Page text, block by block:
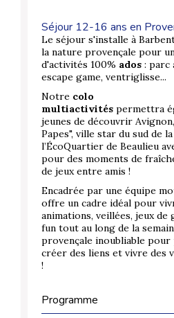
Séjour 12-16 ans en
Le séjour s'installe à
la nature provençale pour
d'activités 100% ados : parc
escape game, ventriglisse...
Notre colo
multiactivités permettra
jeunes de découvrir
Papes", ville star du sud de
l’ÉcoQuartier de Beaulieu
pour des moments de
de jeux entre amis !
Encadrée par une équipe
offre un cadre idéal pour
animations, veillées, jeux de
fun tout au long de la
provençale inoubliable
créer des liens et vivre des
!
Programme